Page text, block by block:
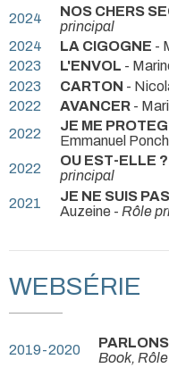
2024
NOS CHERS
principal
2024
LA CIGOGNE -
2023
L'ENVOL -
2023
CARTON -
2022
AVANCER -
2022
JE ME
Emmanuel
2022
OU EST-ELLE ?
principal
2021
JE NE SUIS
Auzeine - Rôle
WEBSÉRIE
2019-2020
Book,